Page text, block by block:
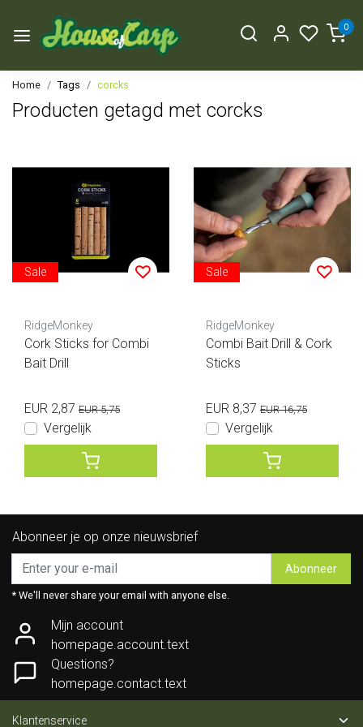
0
Home Tags corcks
Producten getagd met corcks
Sale
RidgeMonkey
Cork Sticks for Combi
Bait Drill
EUR 2,87 EUR 5,75
Vergelijk
Sale
RidgeMonkey
Combi Bait Drill & Cork
Sticks
EUR 8,37 EUR 16,75
Vergelijk
Abonneer je op onze nieuwsbrief
Abonneer
* We'll never share your email with anyone else.
Mijn account
homepage.account.text
Questions?
homepage.contact.text
Klantenservice